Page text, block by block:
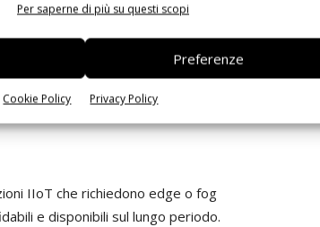
Per saperne di più su questi scopi
Preferenze
Cookie Policy Privacy Policy
la tecnologia server è utilizzata
o nelle carrozze per il
richiede la presenza di computer
cartellonistica digitale e di
IIoT che richiedono edge o fog
e disponibili sul lungo periodo.